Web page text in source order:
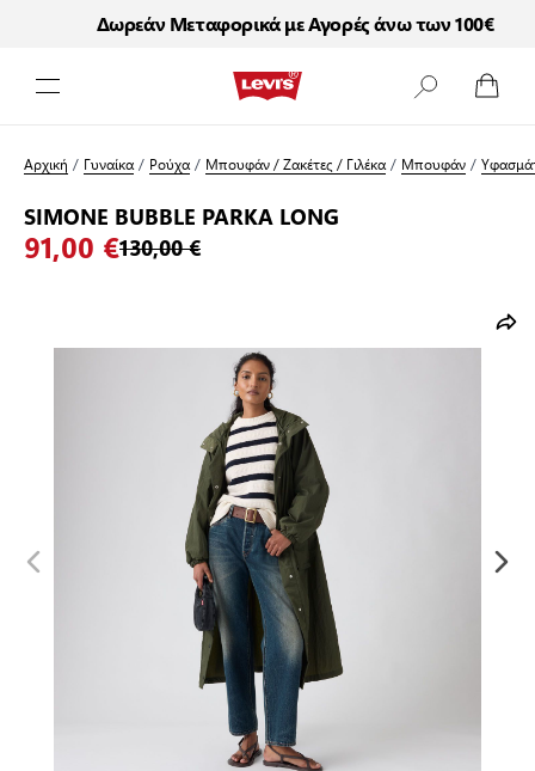
Δωρεάν Μεταφορικά με Αγορές άνω των 100€
Αρχική / Γυναίκα/ Ρούχα/ Μπουφάν / Ζακέτες / Γιλέκα/ Μπουφάν/
SIMONE BUBBLE PARKA LONG
91,00 €130,00 €